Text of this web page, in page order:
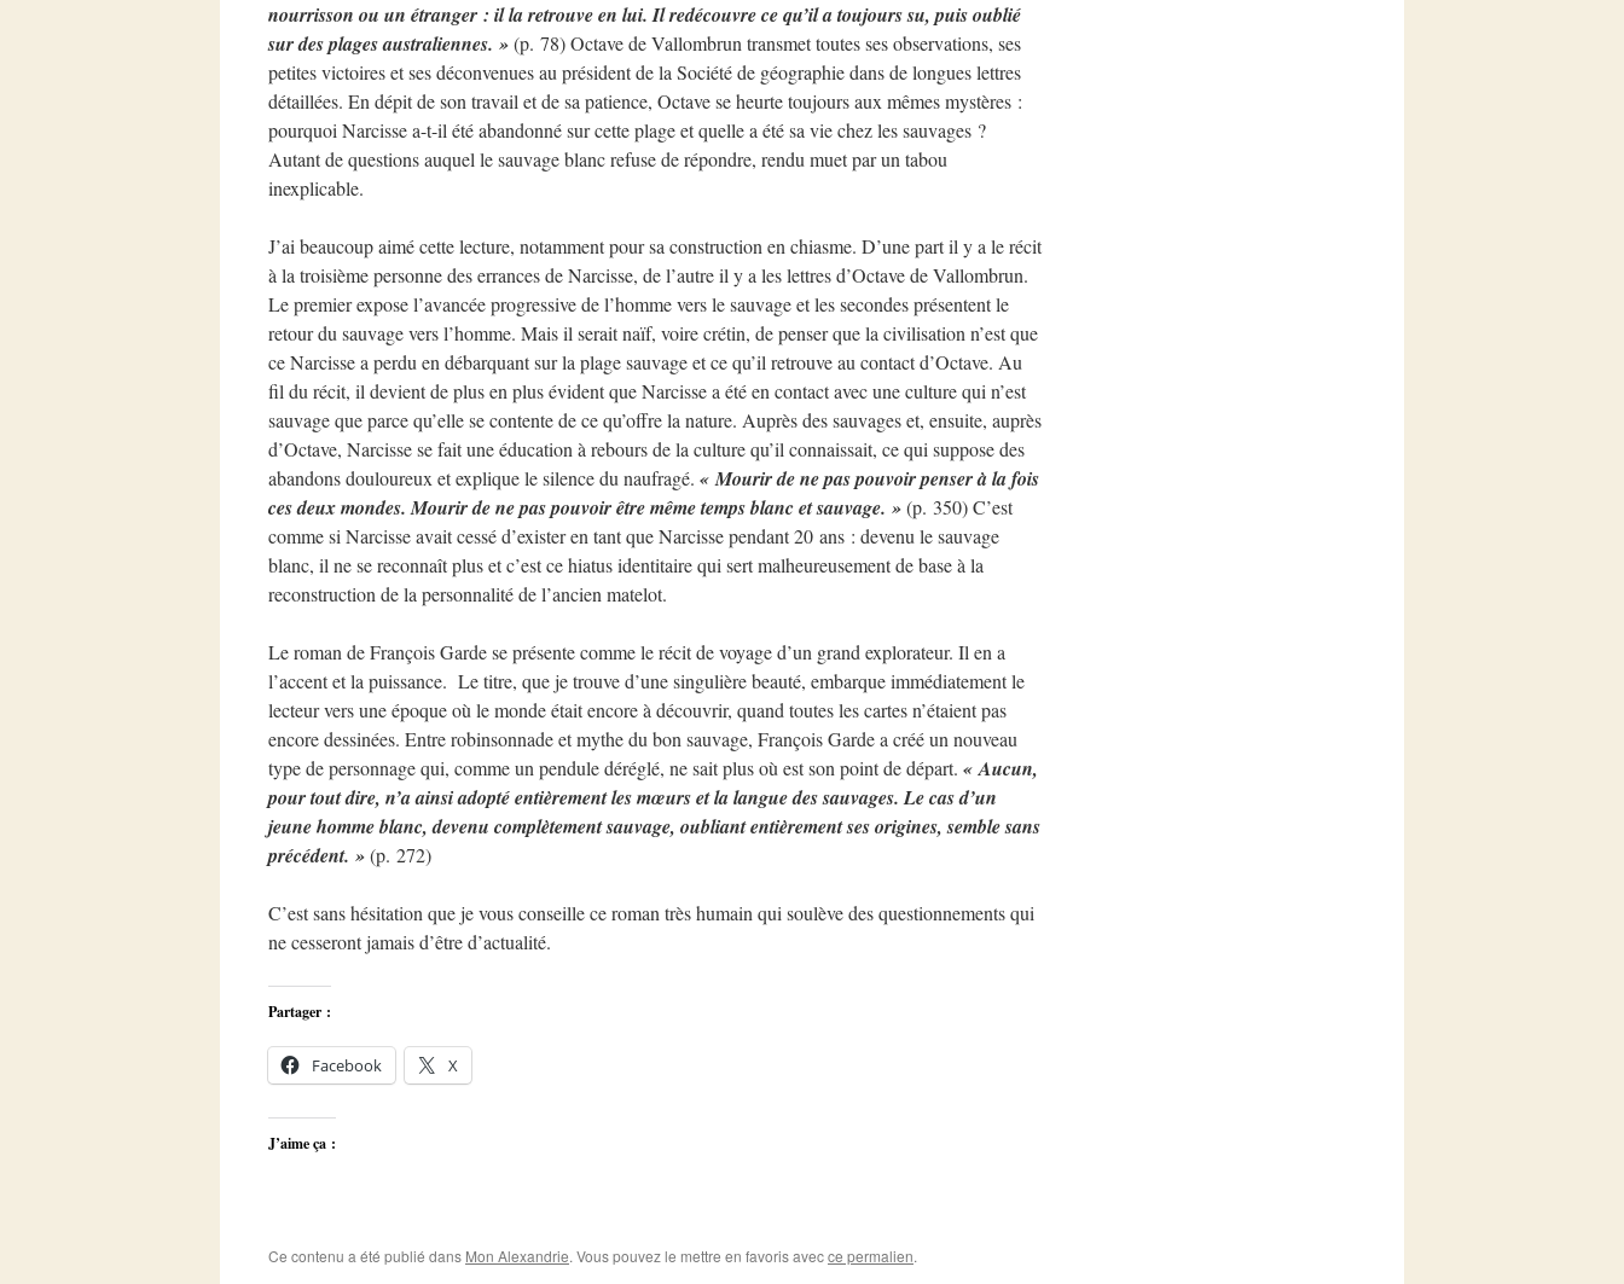
nourrisson ou un étranger : il la retrouve en lui. Il redécouvre ce qu’il a toujours su, puis oublié
sur des plages australiennes. »(p. 78) Octave de Vallombrun transmet toutes ses observations, ses
petites victoires et ses déconvenues au président de la Société de géographie dans de longues lettres
détaillées. En dépit de son travail et de sa patience, Octave se heurte toujours aux mêmes mystères :
pourquoi Narcisse a-t-il été abandonné sur cette plage et quelle a été sa vie chez les sauvages ?
Autant de questions auquel le sauvage blanc refuse de répondre, rendu muet par un tabou
inexplicable.
J’ai beaucoup aimé cette lecture, notamment pour sa construction en chiasme. D’une part il y a le récit
à la troisième personne des errances de Narcisse, de l’autre il y a les lettres d’Octave de Vallombrun.
Le premier expose l’avancée progressive de l’homme vers le sauvage et les secondes présentent le
retour du sauvage vers l’homme. Mais il serait naïf, voire crétin, de penser que la civilisation n’est que
ce Narcisse a perdu en débarquant sur la plage sauvage et ce qu’il retrouve au contact d’Octave. Au
fil du récit, il devient de plus en plus évident que Narcisse a été en contact avec une culture qui n’est
sauvage que parce qu’elle se contente de ce qu’offre la nature. Auprès des sauvages et, ensuite, auprès
d’Octave, Narcisse se fait une éducation à rebours de la culture qu’il connaissait, ce qui suppose des
abandons douloureux et explique le silence du naufragé. « Mourir de ne pas pouvoir penser à la fois
ces deux mondes. Mourir de ne pas pouvoir être même temps blanc et sauvage. »(p. 350) C’est
comme si Narcisse avait cessé d’exister en tant que Narcisse pendant 20 ans : devenu le sauvage
blanc, il ne se reconnaît plus et c’est ce hiatus identitaire qui sert malheureusement de base à la
reconstruction de la personnalité de l’ancien matelot.
Le roman de François Garde se présente comme le récit de voyage d’un grand explorateur. Il en a
l’accent et la puissance. Le titre, que je trouve d’une singulière beauté, embarque immédiatement le
lecteur vers une époque où le monde était encore à découvrir, quand toutes les cartes n’étaient pas
encore dessinées. Entre robinsonnade et mythe du bon sauvage, François Garde a créé un nouveau
type de personnage qui, comme un pendule déréglé, ne sait plus où est son point de départ. « Aucun,
pour tout dire, n’a ainsi adopté entièrement les mœurs et la langue des sauvages. Le cas d’un
jeune homme blanc, devenu complètement sauvage, oubliant entièrement ses origines, semble sans
précédent. »(p. 272)
C’est sans hésitation que je vous conseille ce roman très humain qui soulève des questionnements qui
ne cesseront jamais d’être d’actualité.
Partager :
Facebook X
J’aime ça :
Ce contenu a été publié dans Mon Alexandrie. Vous pouvez le mettre en favoris avecce permalien.